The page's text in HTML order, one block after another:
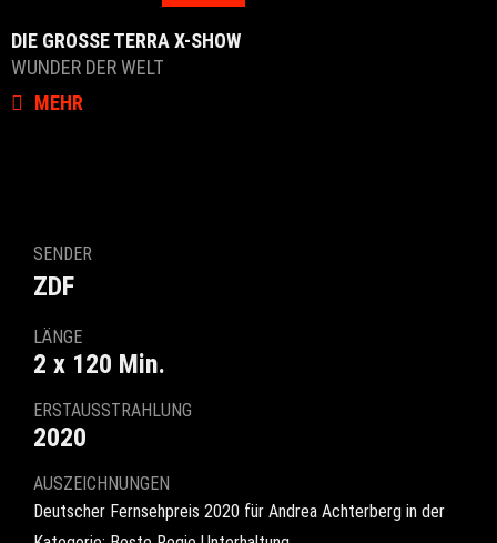
DIE GROSSE TERRA X-SHOW
WUNDER DER WELT
MEHR
SENDER
ZDF
LÄNGE
2 x 120 Min.
ERSTAUSSTRAHLUNG
2020
AUSZEICHNUNGEN
Deutscher Fernsehpreis 2020 für Andrea Achterberg in der